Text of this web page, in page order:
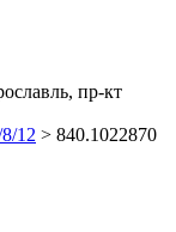
пр-кт
12 > 840.1022870